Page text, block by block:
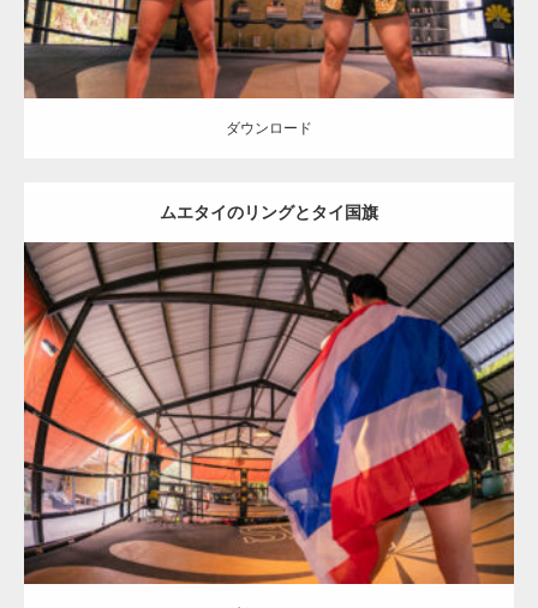
ダウンロード
ムエタイのリングとタイ国旗
Update: 2023.09.8
Category: ムエタイのマッチョ in チェンマイ(タイ)
オレンジの人
SOSUKE チェンマイ(タイ)
ダウンロード